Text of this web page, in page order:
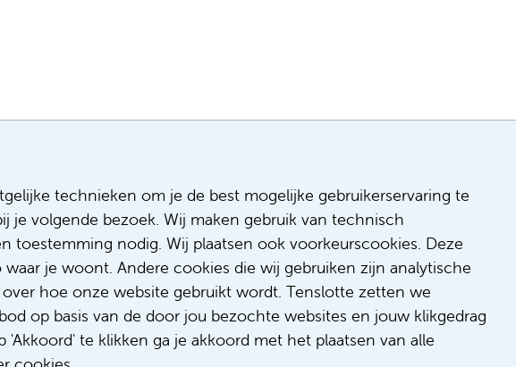
technieken om je de best mogelijke gebruikerservaring te
je volgende bezoek. Wij maken gebruik van technisch
nodig. Wij plaatsen ook voorkeurscookies. Deze
je woont. Andere cookies die wij gebruiken zijn analytische
hoe onze website gebruikt wordt. Tenslotte zetten we
op basis van de door jou bezochte websites en jouw klikgedrag
te klikken ga je akkoord met het plaatsen van alle
Meer
Solliciteren
Over ons
Diversiteit & inclusie
Gedragscode
Klacht/feedback
Compliment/suggestie